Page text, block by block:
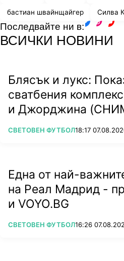
бастиан швайнщайгер Силва
Последвайте ни в:
ВСИЧКИ НОВИНИ
Блясък и лукс:
сватбения
и Джорджина
ПОВЕЧЕ ОТ
СВЕТОВЕН ФУТБОЛ18:17
Една от най-
на Реал Мадрид -
и VOYO.BG
ПОВЕЧЕ ОТ
СВЕТОВЕН ФУТБОЛ16:26